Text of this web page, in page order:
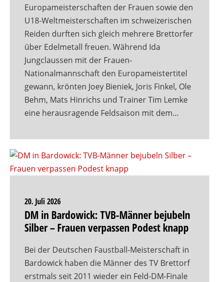
Europameisterschaften der Frauen sowie den
U18-Weltmeisterschaften im schweizerischen
Reiden durften sich gleich mehrere Brettorfer
über Edelmetall freuen. Während Ida
Jungclaussen mit der Frauen-
Nationalmannschaft den Europameistertitel
gewann, krönten Joey Bieniek, Joris Finkel, Ole
Behm, Mats Hinrichs und Trainer Tim Lemke
eine herausragende Feldsaison mit dem…
20. Juli 2026
DM in Bardowick: TVB-Männer bejubeln
Silber – Frauen verpassen Podest knapp
Bei der Deutschen Faustball-Meisterschaft in
Bardowick haben die Männer des TV Brettorf
erstmals seit 2011 wieder ein Feld-DM-Finale